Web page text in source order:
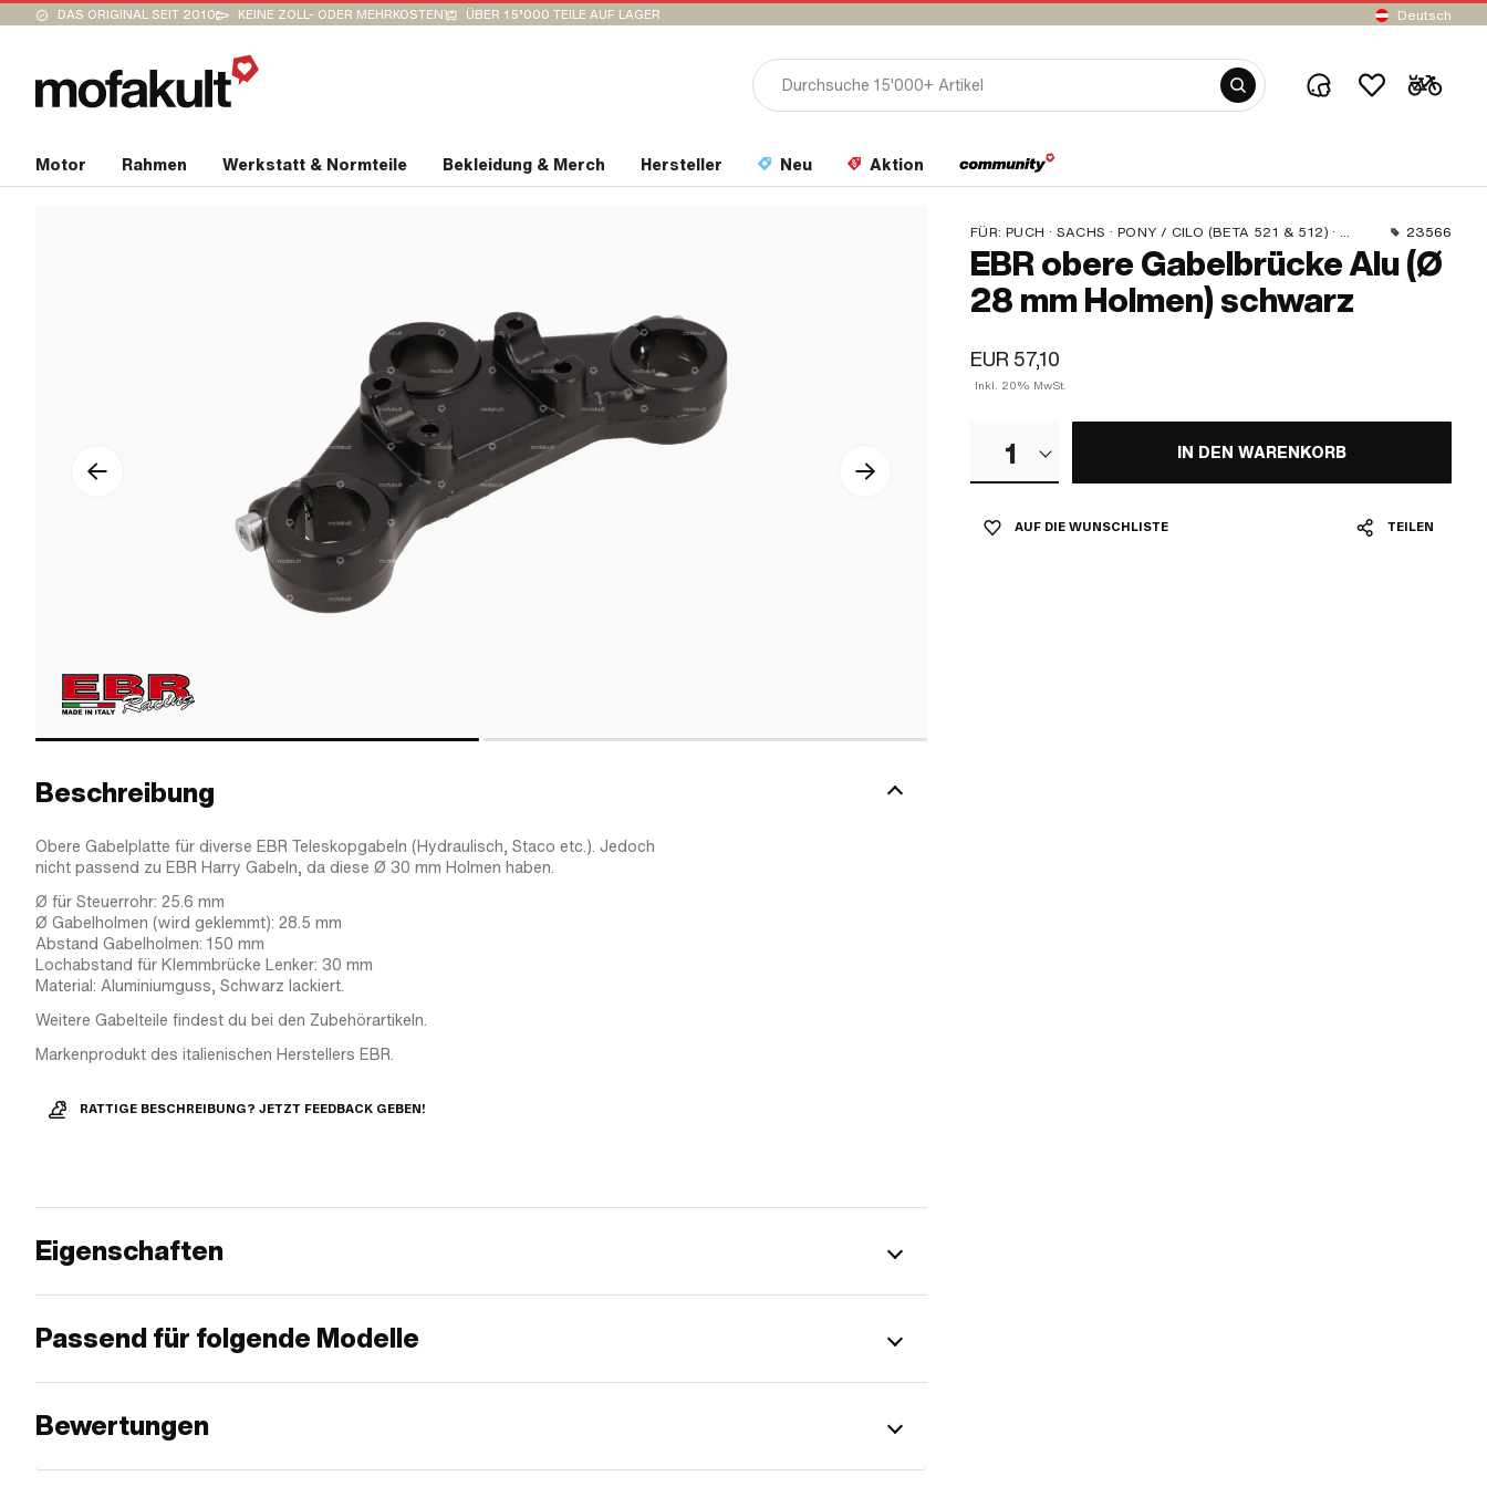
DAS ORIGINAL SEIT 2010 KEINE ZOLL- ODER MEHRKOSTEN ÜBER 15’000 TEILE AUF LAGER Deutsch
Motor Rahmen Werkstatt & Normteile Bekleidung & Merch Hersteller Neu Aktion
FÜR: PUCH · SACHS · PONY / CILO (BETA 521 & 512) · PIAGGIO 23566
EBR obere Gabelbrücke Alu (Ø
28 mm Holmen) schwarz
EUR 57,10
Inkl. 20% MwSt.
1 IN DEN WARENKORB
AUF DIE WUNSCHLISTE TEILEN
Beschreibung
Obere Gabelplatte für diverse EBR Teleskopgabeln (Hydraulisch, Staco etc.). Jedoch
nicht passend zu EBR Harry Gabeln, da diese Ø 30 mm Holmen haben.
Ø für Steuerrohr: 25.6 mm
Ø Gabelholmen (wird geklemmt): 28.5 mm
Abstand Gabelholmen: 150 mm
Lochabstand für Klemmbrücke Lenker: 30 mm
Material: Aluminiumguss, Schwarz lackiert.
Weitere Gabelteile findest du bei den Zubehörartikeln.
Markenprodukt des italienischen Herstellers EBR.
RATTIGE BESCHREIBUNG? JETZT FEEDBACK GEBEN!
Eigenschaften
Passend für folgende Modelle
Bewertungen